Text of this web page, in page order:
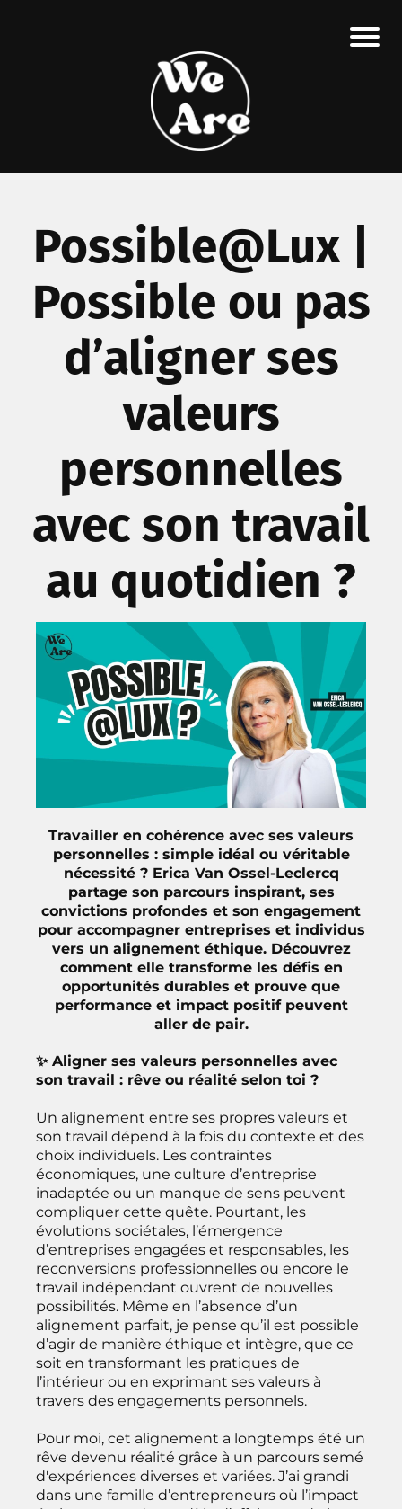
Possible@Lux |
Possible ou pas
d’aligner ses
valeurs
personnelles
avec son travail
au quotidien ?
Travailler en cohérence avec ses valeurs
personnelles : simple idéal ou véritable
nécessité ? Erica Van Ossel-Leclercq
partage son parcours inspirant, ses
convictions profondes et son engagement
pour accompagner entreprises et individus
vers un alignement éthique. Découvrez
comment elle transforme les défis en
opportunités durables et prouve que
performance et impact positif peuvent
aller de pair.
✨ Aligner ses valeurs personnelles avec
son travail : rêve ou réalité selon toi ?
Un alignement entre ses propres valeurs et
son travail dépend à la fois du contexte et des
choix individuels. Les contraintes
économiques, une culture d’entreprise
inadaptée ou un manque de sens peuvent
compliquer cette quête. Pourtant, les
évolutions sociétales, l’émergence
d’entreprises engagées et responsables, les
reconversions professionnelles ou encore le
travail indépendant ouvrent de nouvelles
possibilités. Même en l’absence d’un
alignement parfait, je pense qu’il est possible
d’agir de manière éthique et intègre, que ce
soit en transformant les pratiques de
l’intérieur ou en exprimant ses valeurs à
travers des engagements personnels.
Pour moi, cet alignement a longtemps été un
rêve devenu réalité grâce à un parcours semé
d'expériences diverses et variées. J’ai grandi
dans une famille d’entrepreneurs où l’impact